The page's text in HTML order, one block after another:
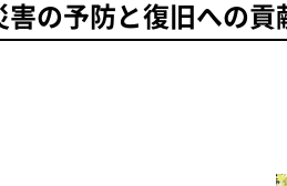
害の予防と復旧への貢